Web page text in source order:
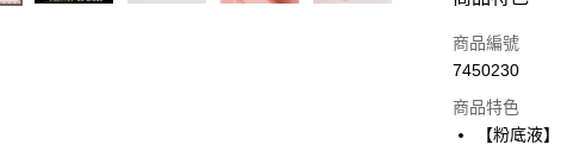
信用卡一次付款
LINE Pay
商品編號
7450230
商品特色
【粉底液】